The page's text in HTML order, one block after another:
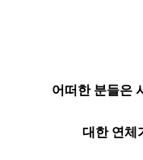
어떠한 분들은
대한 연체